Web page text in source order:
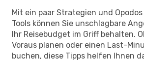
Mit ein paar Strategien und
Tools können Sie unschlagbare
Ihr Reisebudget im Griff behalten.
Voraus planen oder einen Last-
buchen, diese Tipps helfen Ihnen